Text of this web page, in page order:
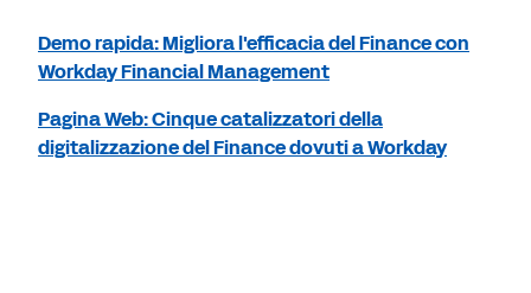
Demo rapida: Migliora l'efficacia del Finance con
Workday Financial Management
Pagina Web: Cinque catalizzatori della
digitalizzazione del Finance dovuti a Workday